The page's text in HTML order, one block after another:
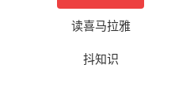
读喜马拉雅
抖知识